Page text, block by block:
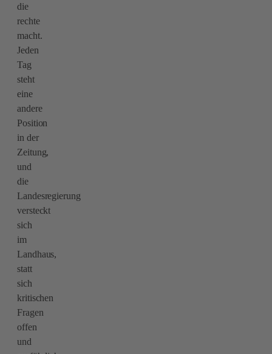
die
rechte
macht.
Jeden
Tag
steht
eine
andere
Position
in der
Zeitung,
und
die
Landesregierung
versteckt
sich
im
Landhaus,
statt
sich
kritischen
Fragen
offen
und